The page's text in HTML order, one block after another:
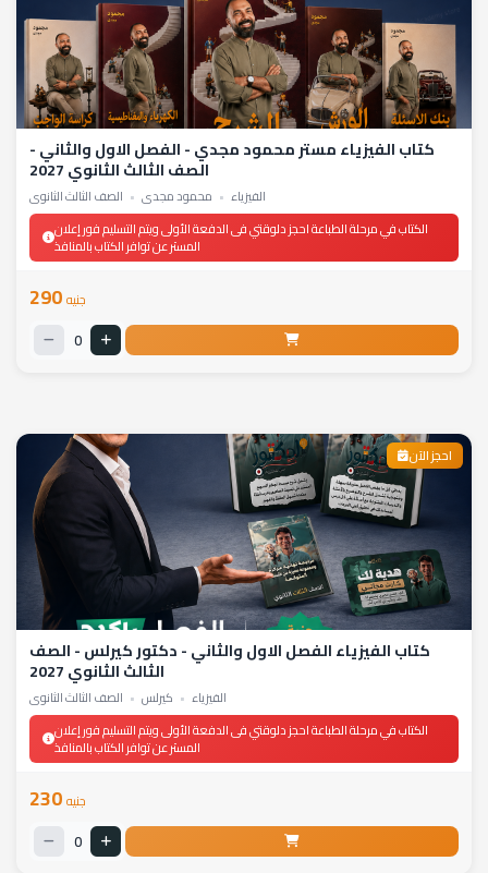
كتاب الفيزياء مستر محمود مجدي - الفصل الاول والثاني -
الصف الثالث الثانوي 2027
الفيزياء • محمود مجدي • الصف الثالث الثانوي
الكتاب في مرحلة الطباعة احجز دلوقتي فى الدفعة الأولى ويتم التسليم فور إعلان
المستر عن توافر الكتاب بالمنافذ
290 جنيه
0
احجز الآن
كتاب الفيزياء الفصل الاول والثاني - دكتور كيرلس - الصف
الثالث الثانوي 2027
الفيزياء • كيرلس • الصف الثالث الثانوي
الكتاب في مرحلة الطباعة احجز دلوقتي فى الدفعة الأولى ويتم التسليم فور إعلان
المستر عن توافر الكتاب بالمنافذ
230 جنيه
0